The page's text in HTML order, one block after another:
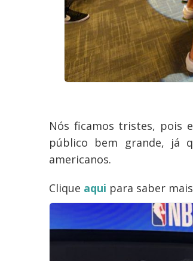
Nós ficamos tristes, pois
público bem grande, já
americanos.
Clique aqui para saber